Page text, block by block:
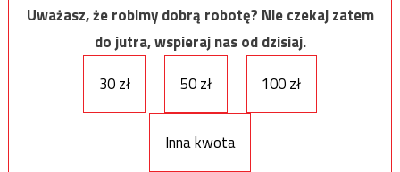
Uważasz, że robimy dobrą robotę? Nie czekaj zatem
do jutra, wspieraj nas od dzisiaj.
30 zł
50 zł 100 zł
Inna kwota